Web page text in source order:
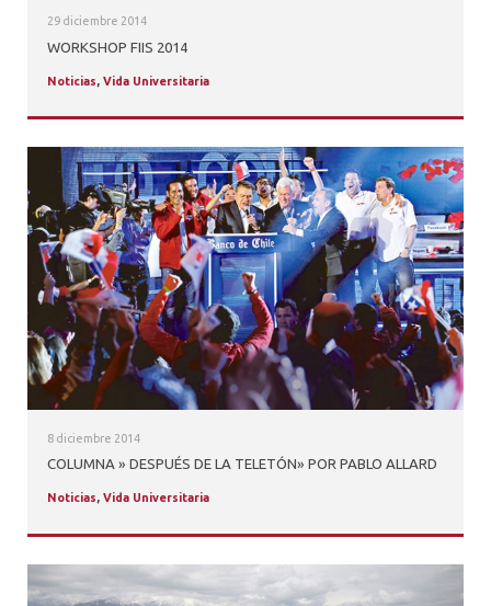
29 diciembre 2014
WORKSHOP FIIS 2014
Noticias, Vida Universitaria
8 diciembre 2014
COLUMNA » DESPUÉS DE LA TELETÓN» POR PABLO ALLARD
Noticias, Vida Universitaria